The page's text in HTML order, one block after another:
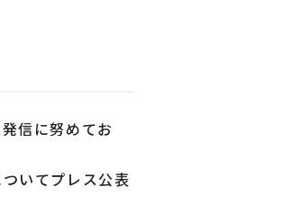
信に努めてお
いてプレス公表